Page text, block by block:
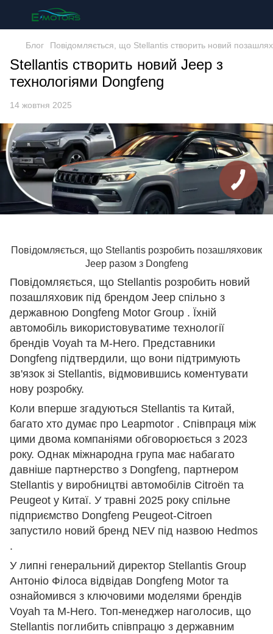
Блог Повідомляється, що Stellantis створить новий
Stellantis створить новий Jeep з
технологіями Dongfeng
14 жовтня 2025
Повідомляється, що Stellantis розробить позашляховик
Jeep разом з Dongfeng
Повідомляється, що Stellantis розробить новий
позашляховик під брендом Jeep спільно з
державною Dongfeng Motor Group . Їхній
автомобіль використовуватиме технології
брендів Voyah та M-Hero. Представники
Dongfeng підтвердили, що вони підтримують
зв'язок зі Stellantis, відмовившись коментувати
нову розробку.
Коли вперше згадуються Stellantis та Китай,
багато хто думає про Leapmotor . Співпраця між
цими двома компаніями обговорюється з 2023
року. Однак міжнародна група має набагато
давніше партнерство з Dongfeng, партнером
Stellantis у виробництві автомобілів Citroën та
Peugeot у Китаї. У травні 2025 року спільне
підприємство Dongfeng Peugeot-Citroen
запустило новий бренд NEV під назвою Hedmos
.
У липні генеральний директор Stellantis Group
Антоніо Філоса відвідав Dongfeng Motor та
ознайомився з ключовими моделями брендів
Voyah та M-Hero. Топ-менеджер наголосив, що
Stellantis поглибить співпрацю з державним